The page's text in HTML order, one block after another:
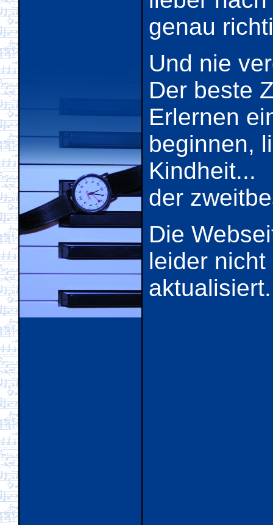
genau
Und nie
Der beste
Erlernen
beginnen,
Kindheit...
der
Die
leider
aktualisiert.